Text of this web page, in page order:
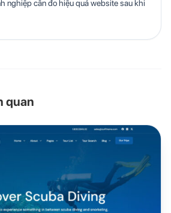
nghiệp cần đo hiệu quả website sau khi
quan